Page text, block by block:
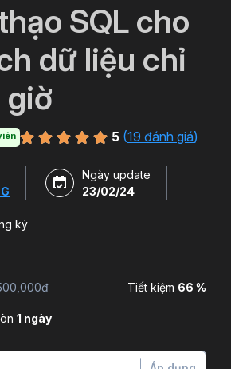
SQL cho
dữ liệu chỉ
giờ
5 (19 đánh giá)
Ngày update
23/02/24
ký
Tiết kiệm 66 %
1 ngày